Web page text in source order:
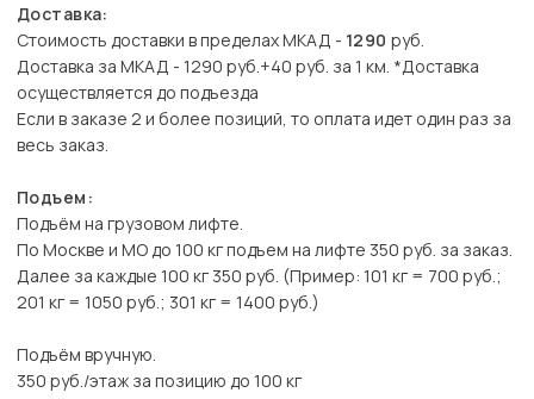
Доставка:
Стоимость доставки в пределах МКАД - 1290 руб.
Доставка за МКАД - 1290 руб.+40 руб. за 1 км. *Доставка
осуществляется до подъезда
Если в заказе 2 и более позиций, то оплата идет один раз за
весь заказ.
Подъем:
Подъём на грузовом лифте.
По Москве и МО до 100 кг подъем на лифте 350 руб. за заказ.
Далее за каждые 100 кг 350 руб. (Пример: 101 кг = 700 руб.;
201 кг = 1050 руб.; 301 кг = 1400 руб.)
Подъём вручную.
350 руб./этаж за позицию до 100 кг